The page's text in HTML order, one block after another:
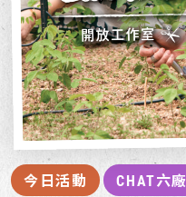
今日活動 CHAT六廠